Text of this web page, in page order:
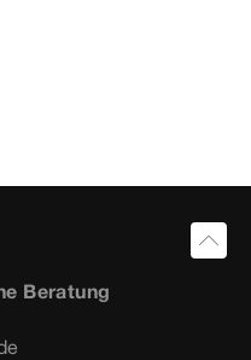
Beratung